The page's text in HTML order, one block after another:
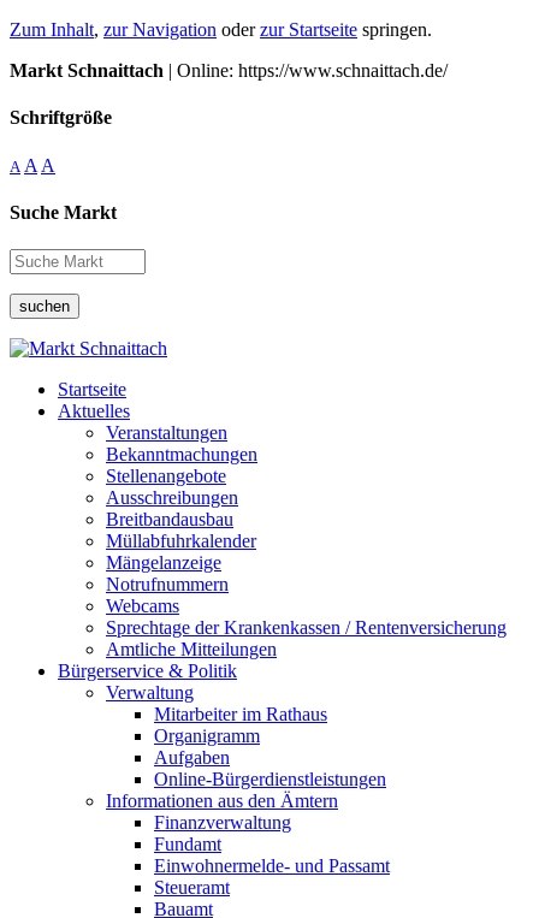
Zum Inhalt, zur Navigation oderzur Startseite springen.
Markt Schnaittach | Online: https://www.schnaittach.de/
Schriftgröße
A A A
Suche Markt
suchen
Startseite
Aktuelles
Veranstaltungen
Bekanntmachungen
Stellenangebote
Ausschreibungen
Breitbandausbau
Müllabfuhrkalender
Mängelanzeige
Notrufnummern
Webcams
Sprechtage der Krankenkassen / Rentenversicherung
Amtliche Mitteilungen
Bürgerservice & Politik
Verwaltung
Mitarbeiter im Rathaus
Organigramm
Aufgaben
Online-Bürgerdienstleistungen
Informationen aus den Ämtern
Finanzverwaltung
Fundamt
Einwohnermelde- und Passamt
Steueramt
Bauamt